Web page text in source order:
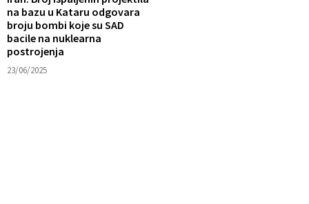
na bazu u Kataru odgovara
broju bombi koje su SAD
bacile na nuklearna
postrojenja
23/06/2025